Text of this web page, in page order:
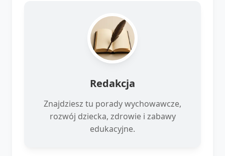
Redakcja
Znajdziesz tu porady wychowawcze,
rozwój dziecka, zdrowie i zabawy
edukacyjne.